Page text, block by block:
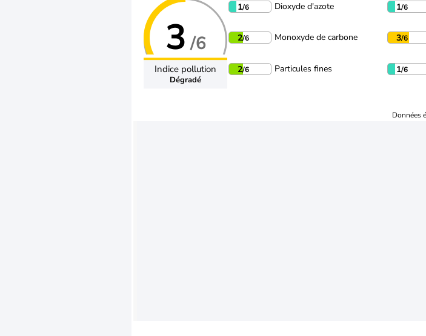
3 /6
Indice pollution
Dégradé
1/6 Dioxyde d'azote 1/6
2/6 Monoxyde de carbone 3/6
2/6 Particules fines 1/6
Données